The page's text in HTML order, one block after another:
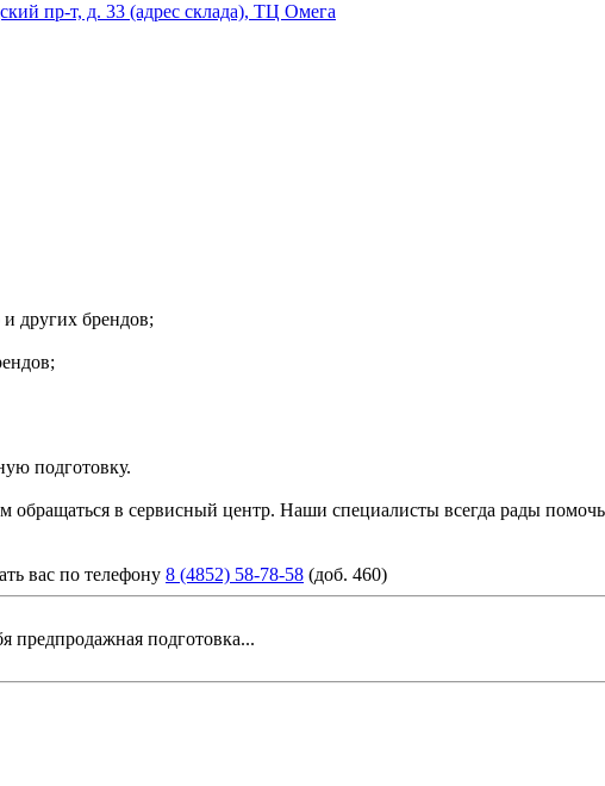
пр-т, д. 33 (адрес склада), ТЦ Омега
других брендов;
подготовку.
в сервисный центр. Наши специалисты всегда рады
вас по телефону 8 (4852) 58-78-58 (доб. 460)
предпродажная подготовка...